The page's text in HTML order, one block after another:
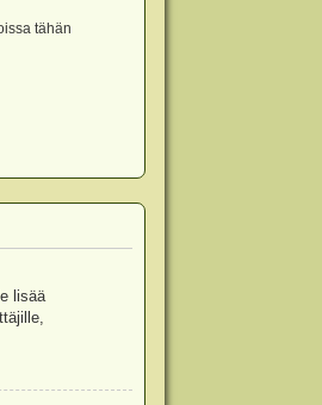
tähän
lisää